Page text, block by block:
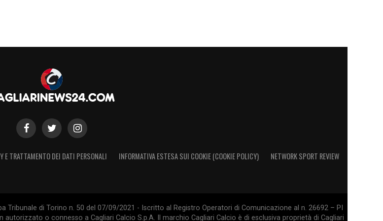
del calcio italiano e in quella
Mazzone. Nato a Roma,
passati nella Marche, ha lasciato
amati. Arriverà nell’Isola
soprattutto la seconda: 37
A, si fermerà questa volta sul più
E TRATTAMENTO DEI DATI PERSONALI INFORMATIVA ESTESA SUI COOKIE (COOKIE POLICY) NETWORK SPORT REVIEW
di Torino n. 50 del 07/09/2021 - Iscritto al Registro Operatori di Comunicazione al n. 26692 – PI
o connesso a Cagliari Calcio S.p.A. Il marchio Cagliari Calcio è di esclusiva proprietà di Cagliari